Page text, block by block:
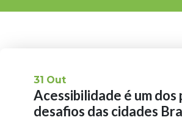
31 Out
Acessibilidade é um dos
desafios das cidades